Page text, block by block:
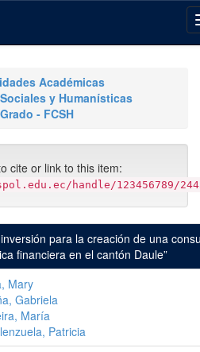
Académicas
y Humanísticas
- FCSH
cite or link to this item:
handle/123456789/
para la creación de una
financiera en el cantón Daule”
Mary
Gabriela
María
Patricia